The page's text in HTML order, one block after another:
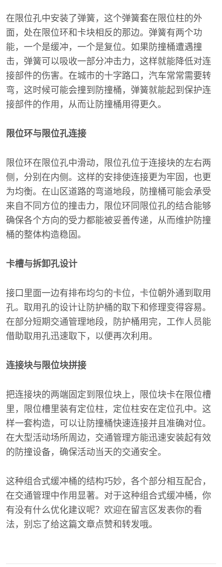
在限位孔中安装了弹簧，这个弹簧套在限位柱的外
面，处在限位环和卡块相反的那边。弹簧有两个功
能，一个是缓冲，一个是复位。如果防撞桶遭遇撞
击，弹簧可以吸收一部分冲击力，这样就能降低对连
接部件的伤害。在城市的十字路口，汽车常常需要转
弯，这时候可能会撞到防撞桶，弹簧就能起到保护连
接部件的作用，从而让防撞桶用得更久。
限位环与限位孔连接
限位环在限位孔中滑动，限位孔位于连接块的左右两
侧，分别在内侧。这样的安排使连接更为牢固，也更
为均衡。在山区道路的弯道地段，防撞桶可能会承受
来自不同方位的撞击力，限位环同限位孔的结合能够
确保各个方向的受力都能被妥善传递，从而维护防撞
桶的整体构造稳固。
卡槽与拆卸孔设计
接口里面一边有排布均匀的卡位，卡位朝外通到取用
孔。取用孔的设计让防护桶的取下和修理变得容易。
在部分短期交通管理地段，防护桶用完，工作人员能
借助取用孔迅速取下，以便再次利用。
连接块与限位块拼接
把连接块的两端固定到限位块上，限位块卡在限位槽
里，限位槽里装有定位柱，定位柱安在定位孔中。这
样一套构造，可以让防撞桶快速连接并且准确对位。
在大型活动场所周边，交通管理方能迅速安装起有效
的防撞设备，确保活动当天的交通安全。
这种组合式缓冲桶的结构巧妙，各个部分相互配合，
在交通管理中作用显著。对于这种组合式缓冲桶，你
有没有什么优化建议呢？欢迎在留言区发表你的看
法，别忘了给这篇文章点赞和转发哦。